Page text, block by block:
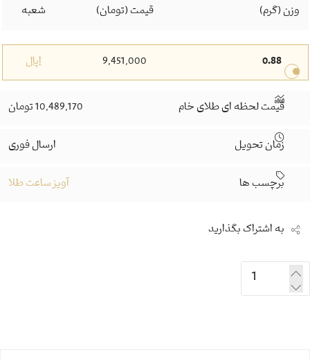
وزن (گرم) قیمت (تومان) شعبه
0.88
9,451,000 اپال
قیمت لحظه ای طلای خام 10,489,170 تومان
زمان تحویل ارسال فوری
برچسب ها آویز ساعت طلا
به اشتراک بگذارید